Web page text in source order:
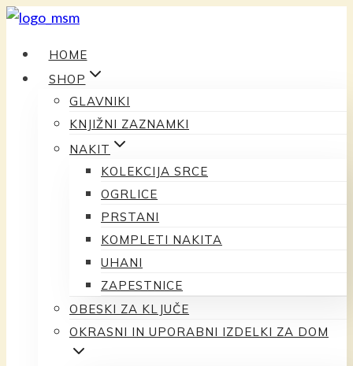
Preskoči
vsebinoHOME
SHOP
GLAVNIKI
KNJIŽNI ZAZNAMKI
NAKIT
KOLEKCIJA SRCE
OGRLICE
PRSTANI
KOMPLETI NAKITA
UHANI
ZAPESTNICE
OBESKI ZA KLJUČE
OKRASNI IN UPORABNI IZDELKI ZA DOM